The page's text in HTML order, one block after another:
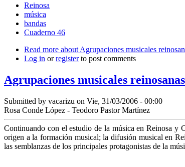
Reinosa
música
bandas
Cuaderno 46
Read more about Agrupaciones musicales
Log in orregisterto post comments
Agrupaciones musicales
Submitted by vacarizu on Vie, 31/03/2006 - 00:00
Rosa Conde López - Teodoro Pastor Martínez
Continuando con el estudio de la música en Reinosa y
origen a la for­mación musical; la difusión musical en
las semblanzas de los principales protagonistas de la